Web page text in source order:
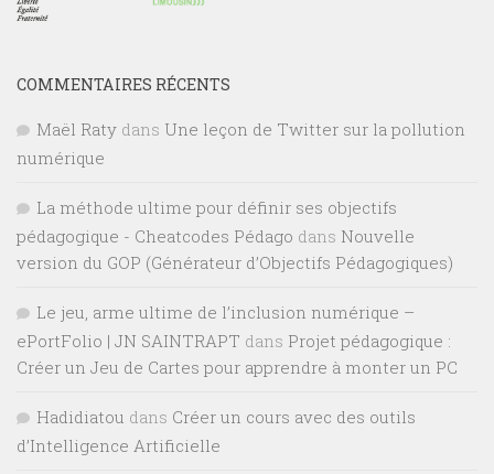
COMMENTAIRES RÉCENTS
Maël Raty dans Une leçon de Twitter sur la pollution
numérique
La méthode ultime pour définir ses objectifs
pédagogique - Cheatcodes Pédago dans Nouvelle
version du GOP (Générateur d’Objectifs Pédagogiques)
Le jeu, arme ultime de l’inclusion numérique –
ePortFolio | JN SAINTRAPT dans Projet pédagogique :
Créer un Jeu de Cartes pour apprendre à monter un PC
Hadidiatou dans Créer un cours avec des outils
d’Intelligence Artificielle